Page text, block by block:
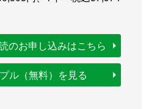
のお申し込みはこちら
ル（無料）を見る